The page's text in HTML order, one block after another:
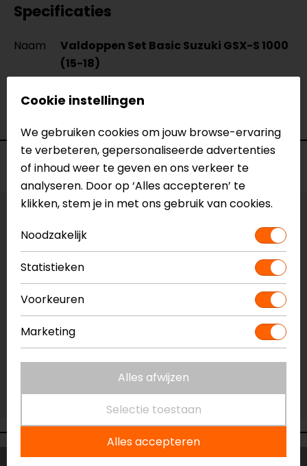
Specificaties
Naam
Valdoppen Set Basic Suzuki GSX-S 1000
(15-18)
Model
SG1101-15
Merk
Barracuda
Voorraad
Niet op voorraad
Vestiging Breda
Niet op voorraad
Vestiging Capelle a/d IJssel
Niet op voorraad
Vestiging Eindhoven
Niet op voorraad
Cookie instellingen
We gebruiken cookies om jouw browse-ervaring
te verbeteren, gepersonaliseerde advertenties
of inhoud weer te geven en ons verkeer te
analyseren. Door op ‘Alles accepteren’ te
klikken, stem je in met ons gebruik van cookies.
Noodzakelijk
Statistieken
Voorkeuren
Marketing
Alles afwijzen
Selectie toestaan
Alles accepteren